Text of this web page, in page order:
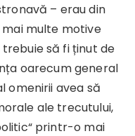
– erau din
multe motive
să fi ținut de
oarecum general
omenirii avea să
ale trecutului,
printr-o mai